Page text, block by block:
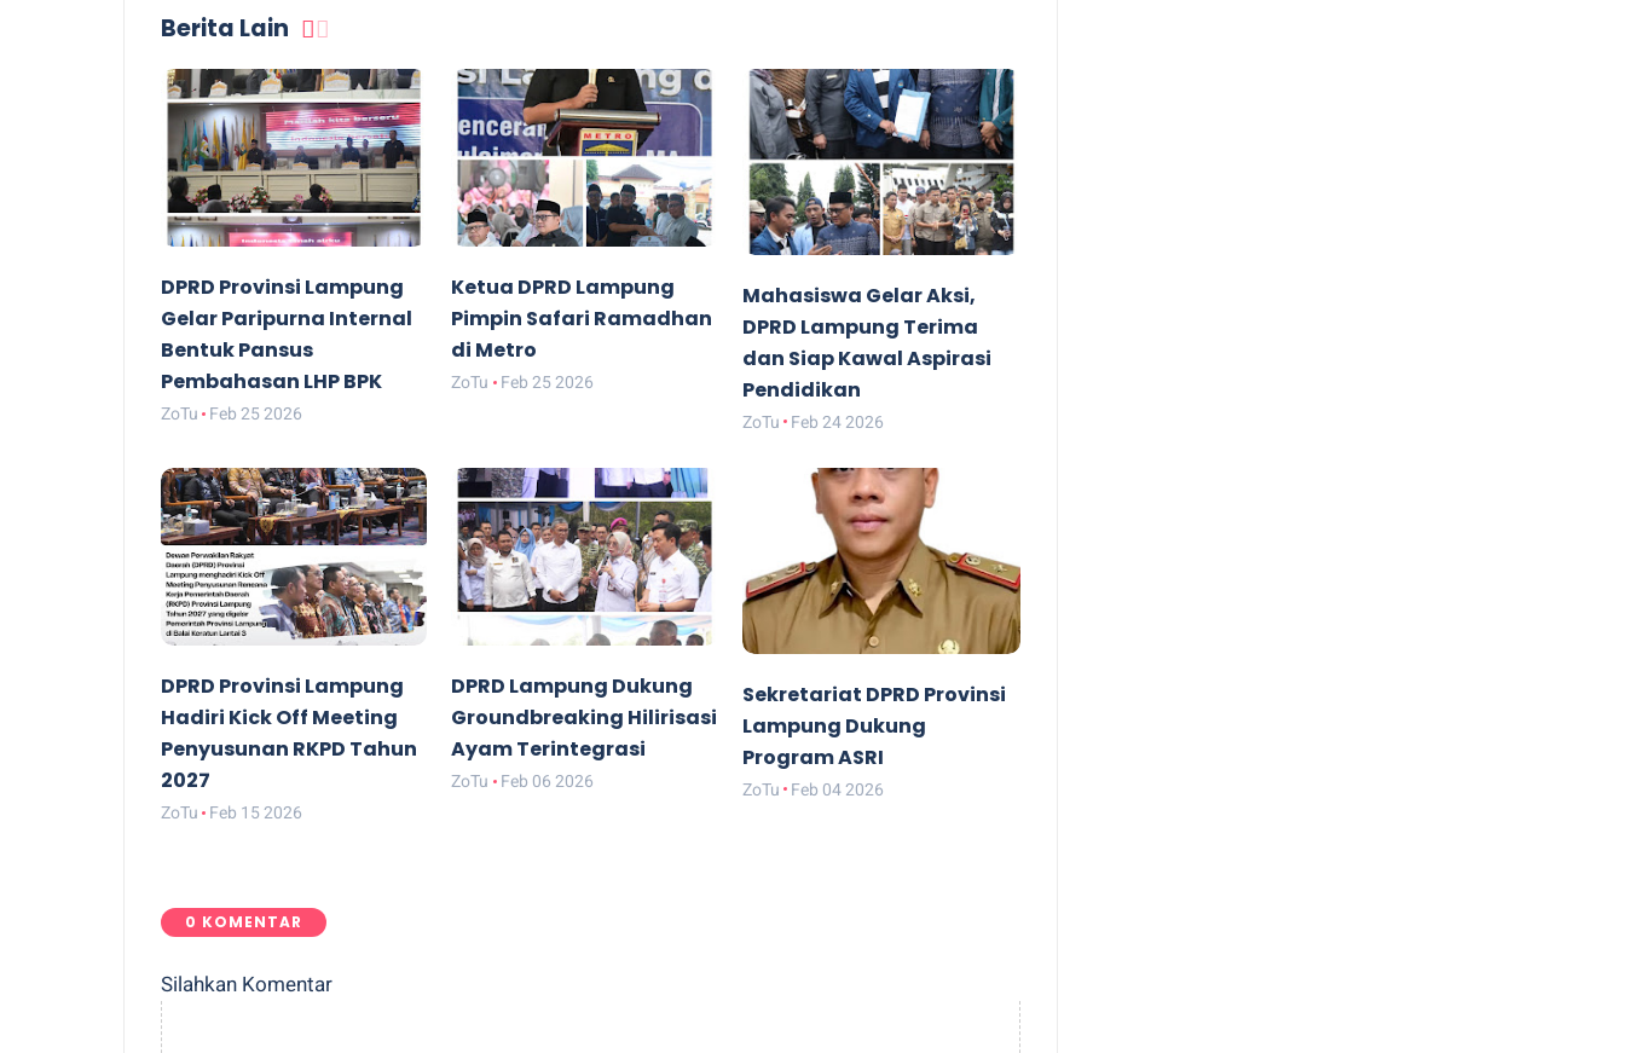
Berita Lain
DPRD Provinsi Lampung
Gelar Paripurna Internal
Bentuk Pansus
Pembahasan LHP BPK
ZoTu Feb 25 2026
Ketua DPRD Lampung
Pimpin Safari Ramadhan
di Metro
ZoTu Feb 25 2026
Mahasiswa Gelar Aksi,
DPRD Lampung Terima
dan Siap Kawal Aspirasi
Pendidikan
ZoTu Feb 24 2026
DPRD Provinsi Lampung
Hadiri Kick Off Meeting
Penyusunan RKPD Tahun
2027
ZoTu Feb 15 2026
DPRD Lampung Dukung
Groundbreaking Hilirisasi
Ayam Terintegrasi
ZoTu Feb 06 2026
Sekretariat DPRD Provinsi
Lampung Dukung
Program ASRI
ZoTu Feb 04 2026
0 KOMENTAR
Silahkan Komentar